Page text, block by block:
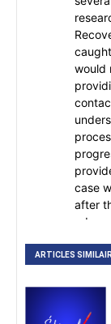
would
case
after
own
time
ARTICLES